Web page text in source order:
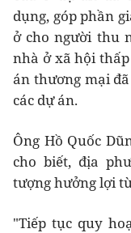
dụng, góp phần
ở cho người thu
nhà ở xã hội
án thương mại
các dự án.
Ông Hồ Quốc
cho biết, địa
tượng hưởng lợi
"Tiếp tục quy